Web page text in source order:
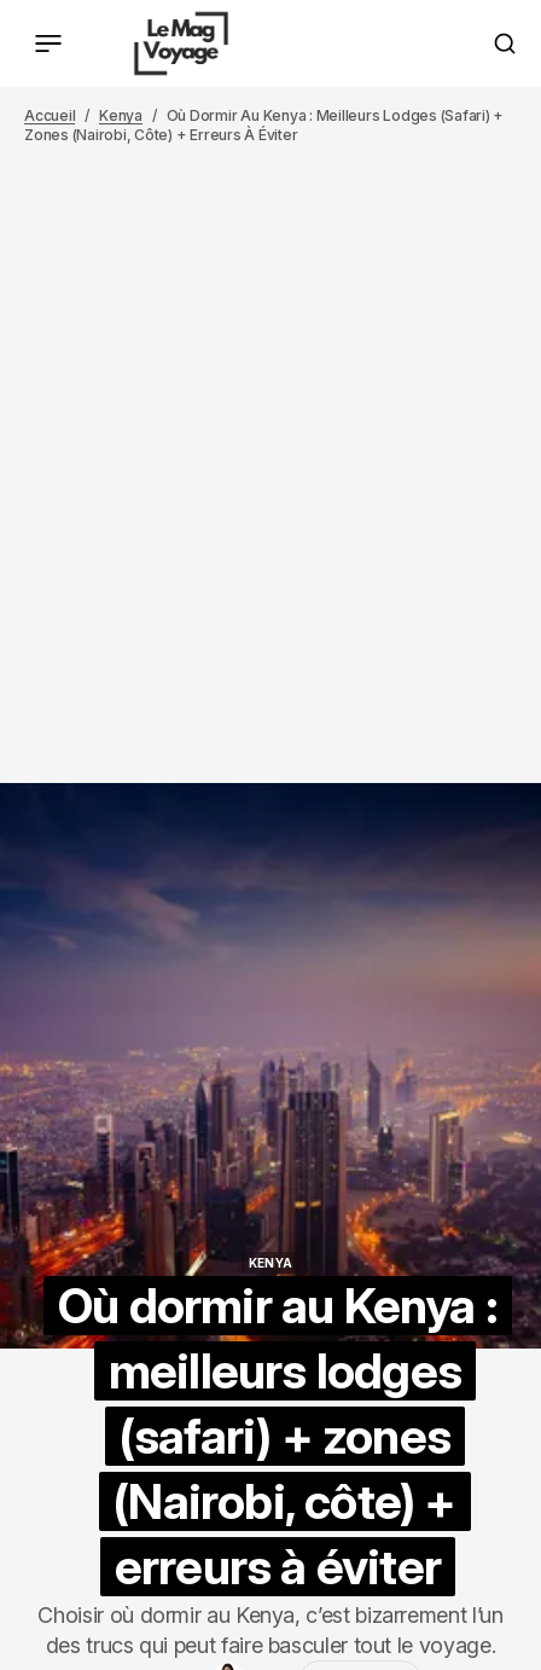
Accueil Kenya
Où Dormir Au Kenya : Meilleurs Lodges (safari) +
Zones (Nairobi, Côte) + Erreurs À Éviter
KENYA
Où dormir au Kenya :
meilleurs lodges
(safari) + zones
(Nairobi, côte) +
erreurs à éviter
Choisir où dormir au Kenya, c’est bizarrement l’un
des trucs qui peut faire basculer tout le voyage.